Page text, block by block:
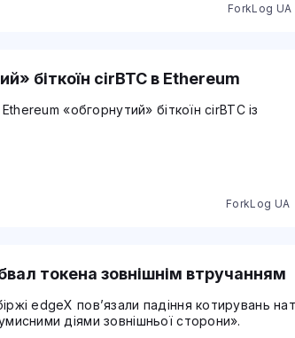
ForkLog UA
біткоїн cirBTC в Ethereum
«обгорнутий» біткоїн cirBTC із
ForkLog UA
токена зовнішнім втручанням
edgeX пов’язали падіння котирувань
діями зовнішньої сторони».